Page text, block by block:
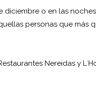
o en las
personas que más
Nereidas y